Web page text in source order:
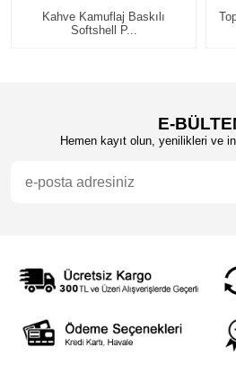
Kahve Kamuflaj Baskılı
Softshell P...
E-
Hemen kayıt olun, yenilikleri ve